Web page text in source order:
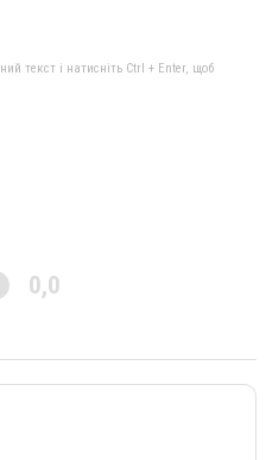
текст і натисніть Ctrl + Enter, щоб
0,0